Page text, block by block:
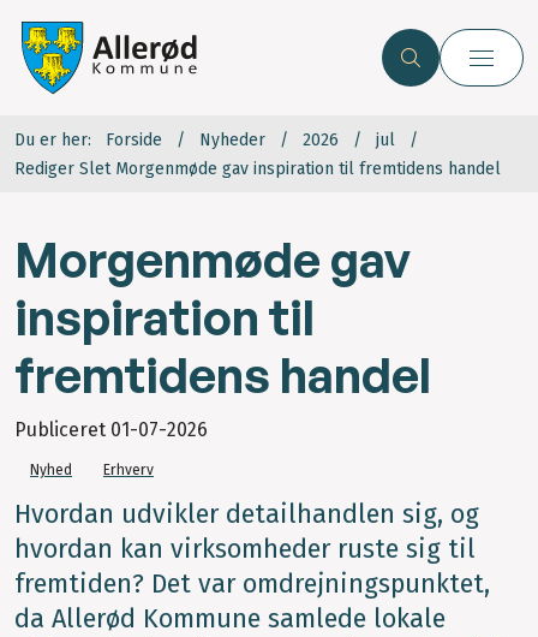
Du er her: Forside Nyheder 2026
jul
Rediger Slet Morgenmøde gav inspiration til fremtidens handel
Morgenmøde gav
inspiration til
fremtidens handel
Publiceret 01-07-2026
Nyhed Erhverv
Hvordan udvikler detailhandlen sig, og
hvordan kan virksomheder ruste sig til
fremtiden? Det var omdrejningspunktet,
da Allerød Kommune samlede lokale